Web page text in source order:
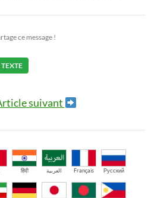
ce message !
suivant
हिंदी العربية Français Русский